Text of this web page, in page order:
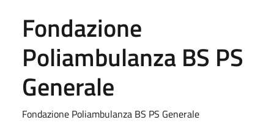
Fondazione
Poliambulanza BS PS
Generale
Fondazione Poliambulanza BS PS Generale